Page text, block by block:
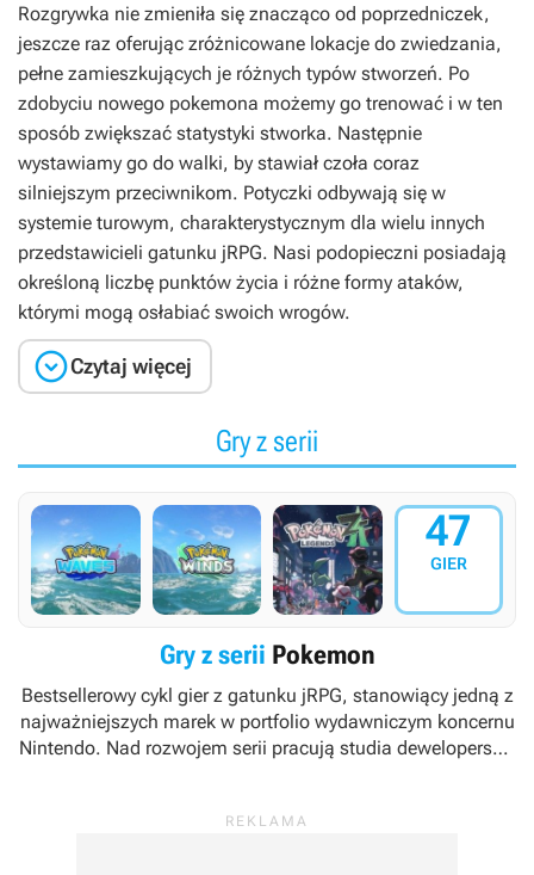
Rozgrywka nie zmieniła się znacząco od poprzedniczek,
jeszcze raz oferując zróżnicowane lokacje do zwiedzania,
pełne zamieszkujących je różnych typów stworzeń. Po
zdobyciu nowego pokemona możemy go trenować i w ten
sposób zwiększać statystyki stworka. Następnie
wystawiamy go do walki, by stawiał czoła coraz
silniejszym przeciwnikom. Potyczki odbywają się w
systemie turowym, charakterystycznym dla wielu innych
przedstawicieli gatunku jRPG. Nasi podopieczni posiadają
określoną liczbę punktów życia i różne formy ataków,
którymi mogą osłabiać swoich wrogów.
Czytaj więcej
Gry z serii
47
GIER
Gry z serii Pokemon
Bestsellerowy cykl gier z gatunku jRPG, stanowiący jedną z
najważniejszych marek w portfolio wydawniczym koncernu
Nintendo. Nad rozwojem serii pracują studia deweloperskie